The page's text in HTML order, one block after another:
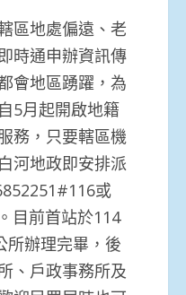
區地處偏遠、老
時通申辦資訊傳
會地區踴躍，為
5月起開啟地籍
務，只要轄區機
河地政即安排派
或
目前首站於114
所辦理完畢，後
、戶政事務所及